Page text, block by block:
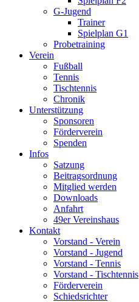
G-Jugend
Trainer
Spielplan G1
Probetraining
Verein
Fußball
Tennis
Tischtennis
Chronik
Unterstützung
Sponsoren
Förderverein
Spenden
Infos
Satzung
Beitragsordnung
Mitglied werden
Downloads
Anfahrt
49er Vereinshaus
Kontakt
Vorstand - Verein
Vorstand - Jugend
Vorstand - Tennis
Vorstand - Tischtennis
Förderverein
Schiedsrichter